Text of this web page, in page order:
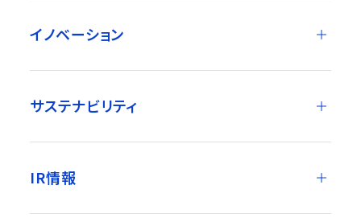
イノベーション
サステナビリティ
IR情報